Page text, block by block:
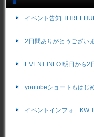
イベント告知
2日間ありがとうござい
EVENT INFO 明日から2
youtubeショートもはじ
イベントインフォ KW